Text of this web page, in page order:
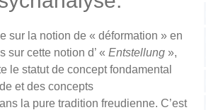
sur la notion de « déformation » en
cette notion d’ « Entstellung »,
le statut de concept fondamental
et des concepts
la pure tradition freudienne. C’est